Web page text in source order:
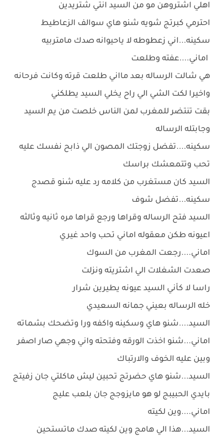
اهلي اشتروهن مو من السيد انتي شتريدين
احترمي كبرتج شويه شنو هاي سوالف الزعاطيط
سكينه...اني زعطوطه لا ياحيوانه صدك مامتربيه
اماني....عفته وطلعت
هي شالت الرساله بعد مااني طلعت قرته وكانت فرحانه
واخيرا لكت الشي الي راح يخلي السيد يطلكني
بقت تنتضر للمغرب لمن الناس خلصت من يم السيد
وجابتله الرساله
سكينه....تفضل زوجتك المصون الي ذابح نفسك عليه
تحب وتتمعشك براسك
السيد كان مستغرب من كلامه رد عليه شنو قصدج
سكينه...تفضل شوف
السيد فتح الرساله وقراها ورجع قراها مره ثانيه وثالثه
اعيونه طكن معقوله اماني تحب واحد غيري
اماني....رجعت المغرب من السوك
صعدت الشغلات الي اشتريته ونزلت
راسا لا كأني السيد عيونه يطيرين شرار
خله الرساله بعيني جمانه السعيدي
السيد....شنو هاي وسكينه واكفه ورا وتضحك بشماته
اماني...شنو اخذت الورقه وفتحته واني وجهي صار اصفر
وبين عليه الخوف والارتباك
السيد...شنو هاي حضرتج تحبين ليش ماكلتي جان زفيتج
بايدي الحبيبج لو هو مايزوجج جان بلعب عليج
اماني....وين لكيته
السيد...هذا الي هامج وين لكيته صدك ماتستحين